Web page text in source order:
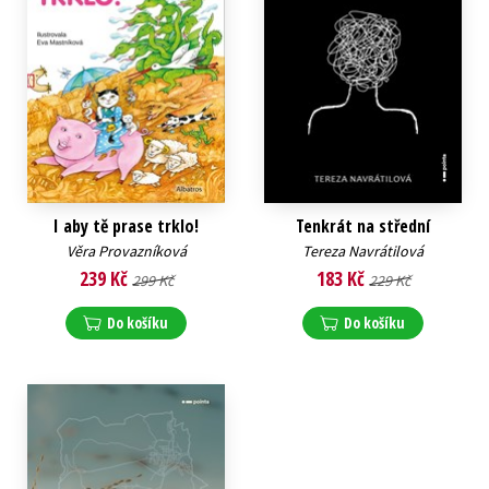
I aby tě prase trklo!
Věra Provazníková
239 Kč 299 Kč
Do košíku
Tenkrát na střední
Tereza Navrátilová
183 Kč 229 Kč
Do košíku